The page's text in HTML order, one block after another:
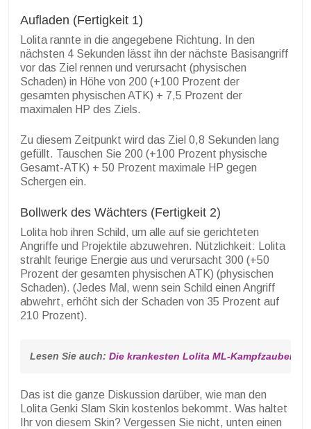
Aufladen (Fertigkeit 1)
Lolita rannte in die angegebene Richtung. In den
nächsten 4 Sekunden lässt ihn der nächste Basisangriff
vor das Ziel rennen und verursacht (physischen
Schaden) in Höhe von 200 (+100 Prozent der
gesamten physischen ATK) + 7,5 Prozent der
maximalen HP des Ziels.
Zu diesem Zeitpunkt wird das Ziel 0,8 Sekunden lang
gefüllt. Tauschen Sie 200 (+100 Prozent physische
Gesamt-ATK) + 50 Prozent maximale HP gegen
Schergen ein.
Bollwerk des Wächters (Fertigkeit 2)
Lolita hob ihren Schild, um alle auf sie gerichteten
Angriffe und Projektile abzuwehren. Nützlichkeit: Lolita
strahlt feurige Energie aus und verursacht 300 (+50
Prozent der gesamten physischen ATK) (physischen
Schaden). (Jedes Mal, wenn sein Schild einen Angriff
abwehrt, erhöht sich der Schaden von 35 Prozent auf
210 Prozent).
Lesen Sie auch: Die krankesten Lolita ML-
Das ist die ganze Diskussion darüber, wie man den
Lolita Genki Slam Skin kostenlos bekommt. Was haltet
Ihr von diesem Skin? Vergessen Sie nicht, unten einen